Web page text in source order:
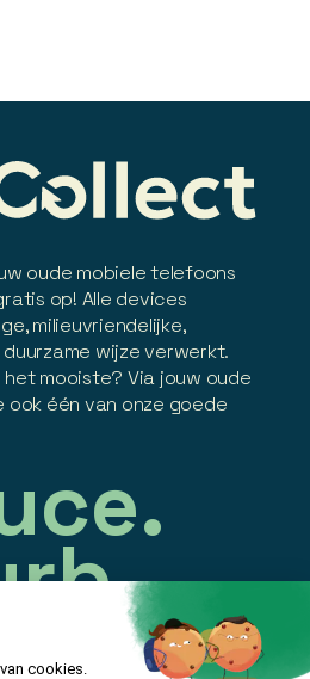
oude mobiele telefoons
op! Alle devices
milieuvriendelijke,
wijze verwerkt.
het mooiste? Via jouw oude
één van onze goede